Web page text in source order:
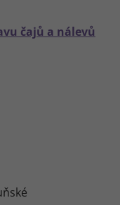
čajů a nálevů